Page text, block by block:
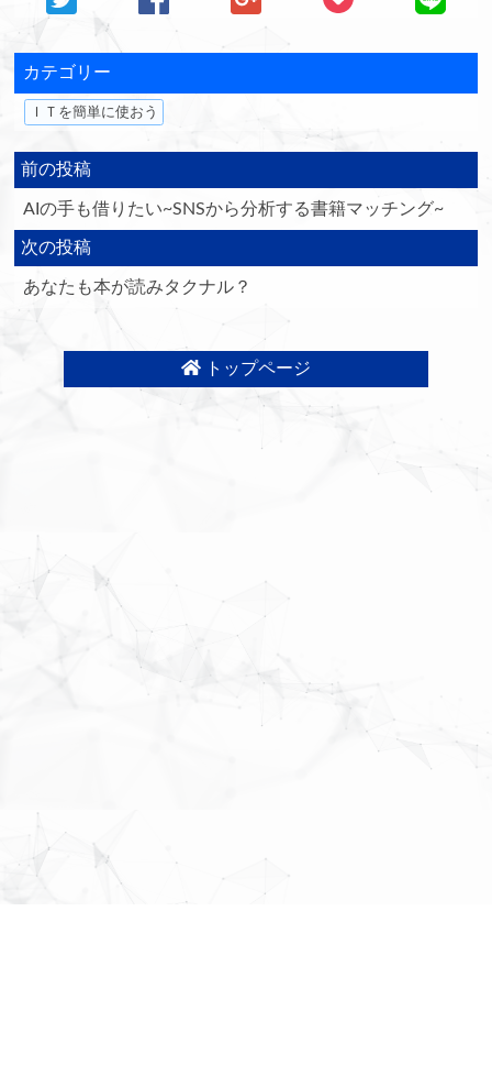
カテゴリー
ＩＴを簡単に使おう
前の投稿
AIの手も借りたい~SNSから分析する書籍マッチング~
次の投稿
あなたも本が読みタクナル？
トップページ